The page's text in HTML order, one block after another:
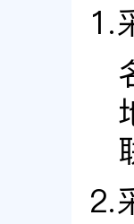
1.
2.